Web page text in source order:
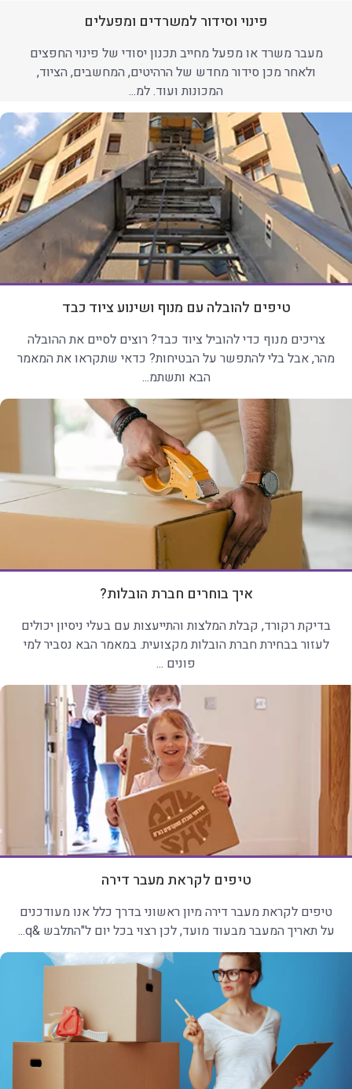
פינוי וסידור למשרדים ומפעלים
מעבר משרד או מפעל מחייב תכנון יסודי של פינוי החפצים
ולאחר מכן סידור מחדש של הרהיטים, המחשבים, הציוד,
המכונות ועוד. למ...
טיפים להובלה עם מנוף ושינוע ציוד כבד
צריכים מנוף כדי להוביל ציוד כבד? רוצים לסיים את ההובלה
מהר, אבל בלי להתפשר על הבטיחות? כדאי שתקראו את המאמר
הבא ותשתמ...
איך בוחרים חברת הובלות?
בדיקת רקורד, קבלת המלצות והתייעצות עם בעלי ניסיון יכולים
לעזור בבחירת חברת הובלות מקצועית. במאמר הבא נסביר למי
פונים ...
טיפים לקראת מעבר דירה
טיפים לקראת מעבר דירה מיון ראשוני בדרך כלל אנו מעודכנים
על תאריך המעבר מבעוד מועד, לכן רצוי בכל יום ל"התלבש &q...